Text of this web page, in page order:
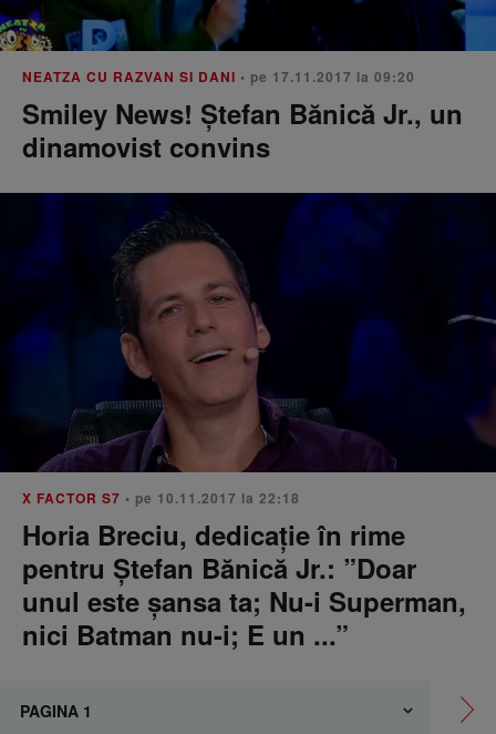
NEATZA CU RAZVAN SI DANI • pe 17.11.2017 la 09:20
Smiley News! Ștefan Bănică Jr., un
dinamovist convins
X FACTOR S7 • pe 10.11.2017 la 22:18
Horia Breciu, dedicație în rime
pentru Ștefan Bănică Jr.: ”Doar
unul este șansa ta; Nu-i Superman,
nici Batman nu-i; E un ...”